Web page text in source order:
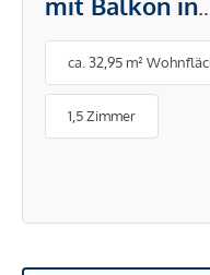
optimaler
ca. 32,95 m²
1,5 Zimmer